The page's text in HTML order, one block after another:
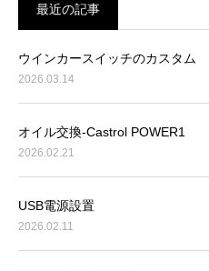
最近の記事
ウインカースイッチのカスタム
2026.03.14
オイル交換-Castrol POWER1
2026.02.21
USB電源設置
2026.02.11